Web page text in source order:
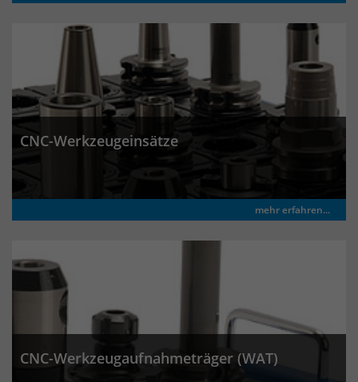
CNC-Werkzeugeinsätze
mehr erfahren...
CNC-Werkzeugaufnahmeträger (WAT)